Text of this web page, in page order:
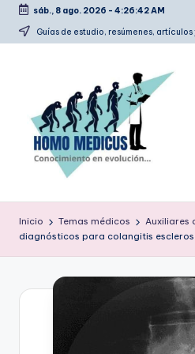
Saltar
sáb., 8 ago. 2026 - 4:26:43 AM
Guías de estudio, resúmenes, artículos
o
m
estudio,
Inicio Temas médicos Auxiliares
diagnósticos para colangitis